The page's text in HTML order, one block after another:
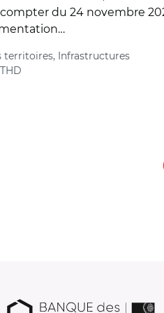
compter du 24 novembre
territoires, Infrastructures